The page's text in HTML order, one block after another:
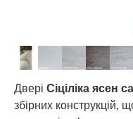
Двері Сіціліка ясен
збірних конструкцій,